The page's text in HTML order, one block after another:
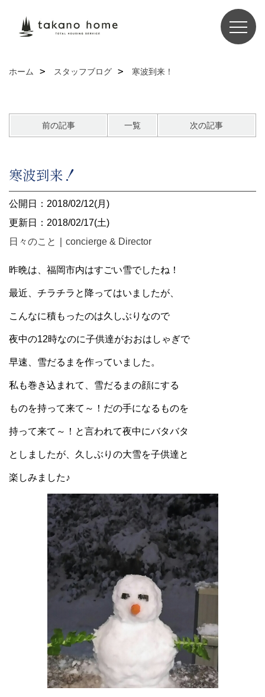
ホーム スタッフブログ 寒波到来！
前の記事 一覧 次の記事
寒波到来！
公開日：2018/02/12(月)
更新日：2018/02/17(土)
日々のこと
concierge & Director
昨晩は、福岡市内はすごい雪でしたね！
最近、チラチラと降ってはいましたが、
こんなに積もったのは久しぶりなので
夜中の12時なのに子供達がおおはしゃぎで
早速、雪だるまを作っていました。
私も巻き込まれて、雪だるまの顔にする
ものを持って来て～！だの手になるものを
持って来て～！と言われて夜中にバタバタ
としましたが、久しぶりの大雪を子供達と
楽しみました♪